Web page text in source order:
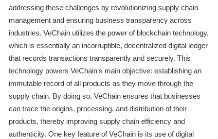
addressing these challenges by revolutionizing supply chain
management and ensuring business transparency across
industries. VeChain utilizes the power of blockchain technology,
which is essentially an incorruptible, decentralized digital ledger
that records transactions transparently and securely. This
technology powers VeChain's main objective: establishing an
immutable record of all products as they move through the
supply chain. By doing so, VeChain ensures that businesses
can trace the origins, processing, and distribution of their
products, thereby improving supply chain efficiency and
authenticity. One key feature of VeChain is its use of digital